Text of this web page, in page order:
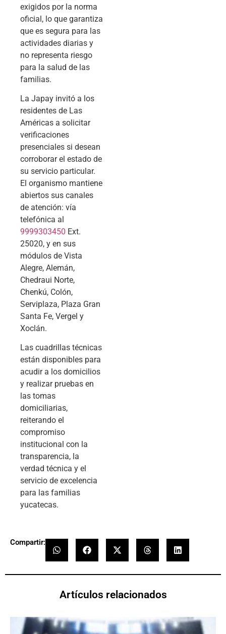
exigidos por la norma
oficial, lo que garantiza
que es segura para las
actividades diarias y
no representa riesgo
para la salud de las
familias.
La Japay invitó a los
residentes de Las
Américas a solicitar
verificaciones
presenciales si desean
corroborar el estado de
su servicio particular.
El organismo mantiene
abiertos sus canales
de atención: vía
telefónica al
9999303450 Ext.
25020, y en sus
módulos de Vista
Alegre, Alemán,
Chedraui Norte,
Chenkú, Colón,
Serviplaza, Plaza Gran
Santa Fe, Vergel y
Xoclán.
Las cuadrillas técnicas
están disponibles para
acudir a los domicilios
y realizar pruebas en
las tomas
domiciliarias,
reiterando el
compromiso
institucional con la
transparencia, la
verdad técnica y el
servicio de excelencia
para las familias
yucatecas.
Compartir:
Artículos relacionados